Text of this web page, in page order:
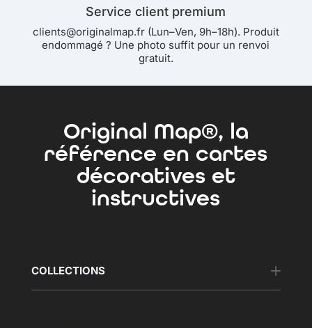
Service client premium
clients@originalmap.fr (Lun–Ven, 9h–18h). Produit
endommagé ? Une photo suffit pour un renvoi
gratuit.
Original Map®, la
référence en cartes
décoratives et
instructives
COLLECTIONS